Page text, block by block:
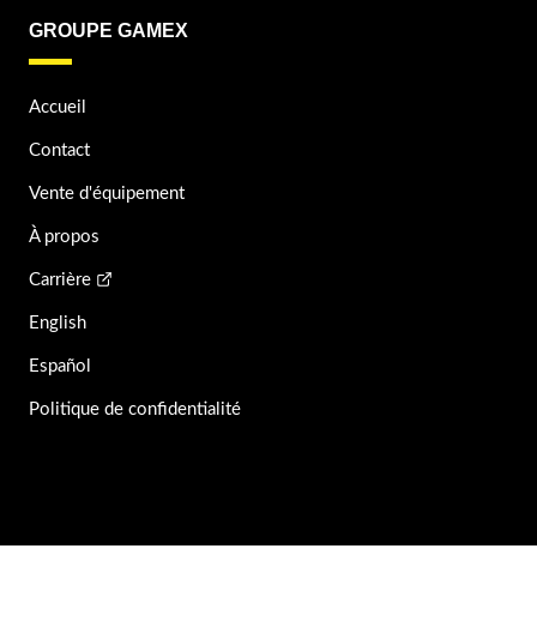
GROUPE GAMEX
Accueil
Contact
Vente d'équipement
À propos
Carrière
English
Español
Politique de confidentialité